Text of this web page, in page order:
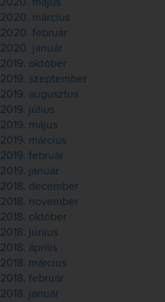
2020. március
2020. február
2020. január
2019. október
2019. szeptember
2019. augusztus
2019. július
2019. május
2019. március
2019. február
2019. január
2018. december
2018. november
2018. október
2018. június
2018. április
2018. március
2018. február
2018. január